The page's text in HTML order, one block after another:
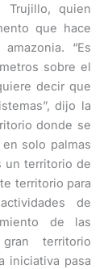
Trujillo, quien
que hace
“Es
sobre el
decir que
dijo la
donde se
solo palmas
un territorio de
territorio para
de
de las
territorio
iniciativa pasa